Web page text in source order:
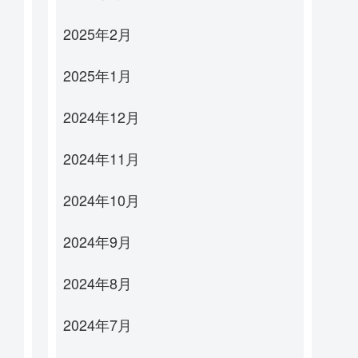
2025年2月
2025年1月
2024年12月
2024年11月
2024年10月
2024年9月
2024年8月
2024年7月